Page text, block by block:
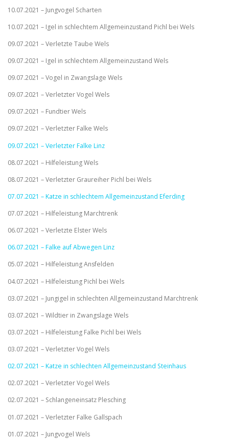
10.07.2021 – Jungvogel Scharten
10.07.2021 – Igel in schlechtem Allgemeinzustand Pichl bei Wels
09.07.2021 – Verletzte Taube Wels
09.07.2021 – Igel in schlechtem Allgemeinzustand Wels
09.07.2021 – Vogel in Zwangslage Wels
09.07.2021 – Verletzter Vogel Wels
09.07.2021 – Fundtier Wels
09.07.2021 – Verletzter Falke Wels
09.07.2021 – Verletzter Falke Linz
08.07.2021 – Hilfeleistung Wels
08.07.2021 – Verletzter Graureiher Pichl bei Wels
07.07.2021 – Katze in schlechtem Allgemeinzustand Eferding
07.07.2021 – Hilfeleistung Marchtrenk
06.07.2021 – Verletzte Elster Wels
06.07.2021 – Falke auf Abwegen Linz
05.07.2021 – Hilfeleistung Ansfelden
04.07.2021 – Hilfeleistung Pichl bei Wels
03.07.2021 – Jungigel in schlechten Allgemeinzustand Marchtrenk
03.07.2021 – Wildtier in Zwangslage Wels
03.07.2021 – Hilfeleistung Falke Pichl bei Wels
03.07.2021 – Verletzter Vogel Wels
02.07.2021 – Katze in schlechten Allgemeinzustand Steinhaus
02.07.2021 – Verletzter Vogel Wels
02.07.2021 – Schlangeneinsatz Plesching
01.07.2021 – Verletzter Falke Gallspach
01.07.2021 – Jungvogel Wels